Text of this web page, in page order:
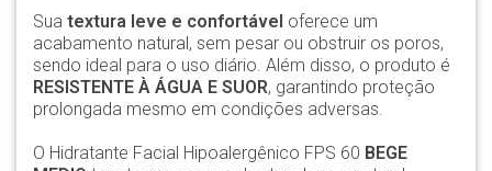
Sua textura leve e confortável oferece um
acabamento natural, sem pesar ou obstruir os poros,
sendo ideal para o uso diário. Além disso, o produto é
RESISTENTE À ÁGUA E SUOR, garantindo proteção
prolongada mesmo em condições adversas.
O Hidratante Facial Hipoalergênico FPS 60 BEGE